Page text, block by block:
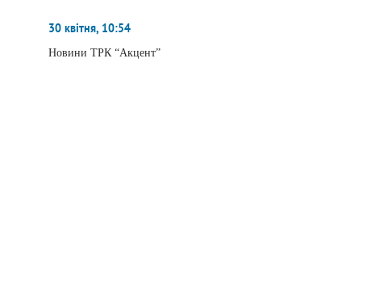
30 квітня, 10:54
Новини ТРК “Акцент”